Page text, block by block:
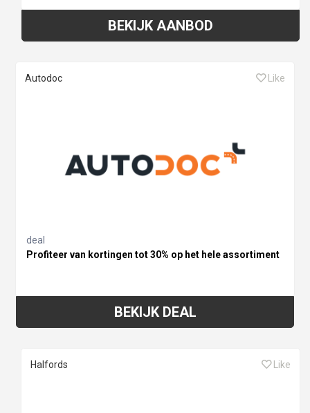
BEKIJK AANBOD
Autodoc Like
deal
Profiteer van kortingen tot 30% op het hele assortiment
BEKIJK DEAL
Halfords Like